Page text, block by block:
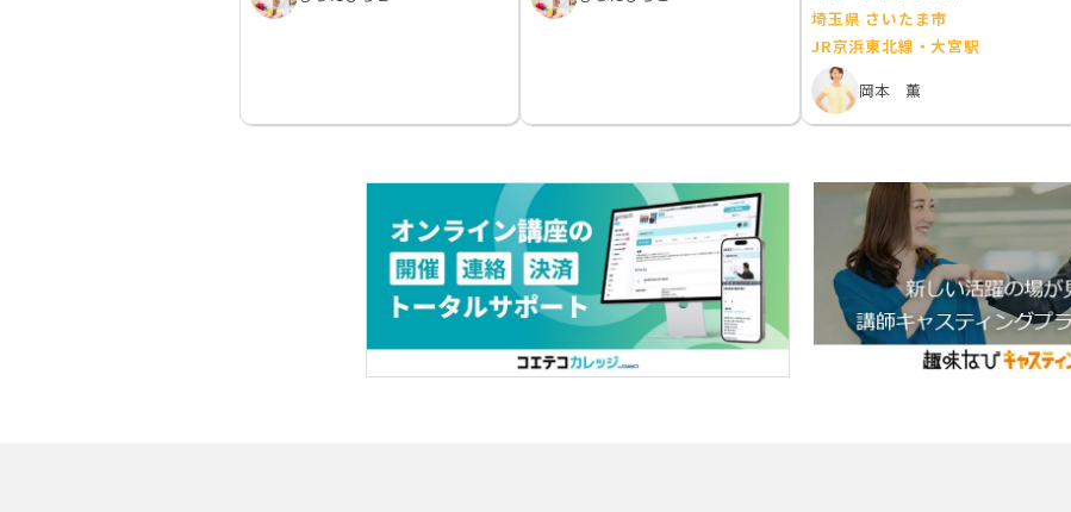
埼玉県 さいたま市
JR京浜東北線・大宮駅
岡本 薫